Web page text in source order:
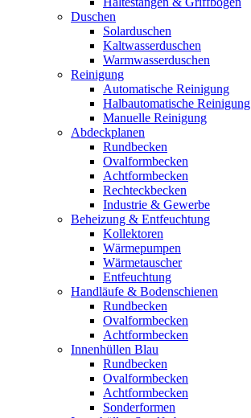
Duschen
Solarduschen
Kaltwasserduschen
Warmwasserduschen
Reinigung
Automatische Reinigung
Halbautomatische Reinigung
Manuelle Reinigung
Abdeckplanen
Rundbecken
Ovalformbecken
Achtformbecken
Rechteckbecken
Industrie & Gewerbe
Beheizung & Entfeuchtung
Kollektoren
Wärmepumpen
Wärmetauscher
Entfeuchtung
Handläufe & Bodenschienen
Rundbecken
Ovalformbecken
Achtformbecken
Innenhüllen Blau
Rundbecken
Ovalformbecken
Achtformbecken
Sonderformen